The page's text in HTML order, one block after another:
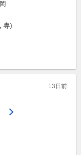
専)
13日前